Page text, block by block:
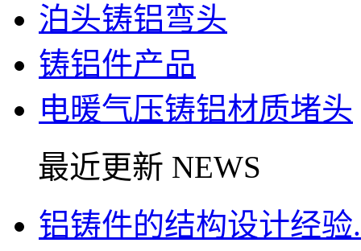
泊头铸铝弯头
铸铝件产品
电暖气压铸铝材质堵头
最近更新 NEWS
铝铸件的结构设计经验